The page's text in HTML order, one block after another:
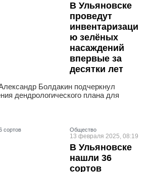
В Ульяновске
проведут
инвентаризаци
ю зелёных
насаждений
впервые за
десятки лет
Болдакин подчеркнул
дендрологического плана для
Общество
13 февраля 2025, 08:19
В Ульяновске
нашли 36
сортов